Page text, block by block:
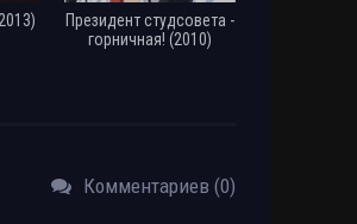
Президент студсовета -
горничная! (2010)
Комментариев (0)